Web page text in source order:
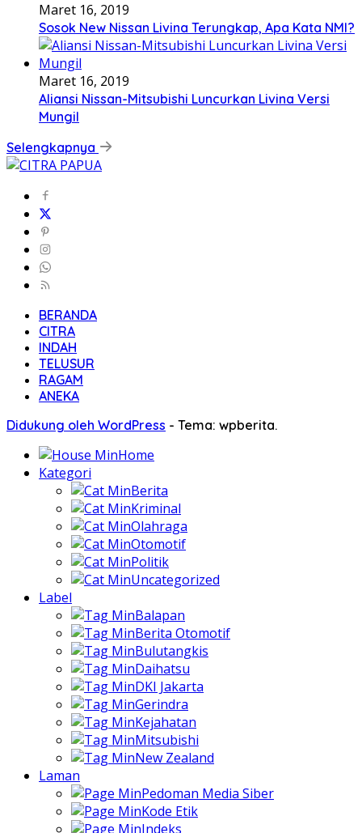
Maret 16, 2019
Sosok New Nissan Livina Terungkap, Apa Kata NMI?
Maret 16, 2019
Aliansi Nissan-Mitsubishi Luncurkan Livina Versi
Mungil
Selengkapnya
BERANDA
CITRA
INDAH
TELUSUR
RAGAM
ANEKA
Didukung oleh WordPress - Tema: wpberita.
Home
Kategori
Berita
Kriminal
Olahraga
Otomotif
Politik
Uncategorized
Label
Balapan
Berita Otomotif
Bulutangkis
Daihatsu
DKI Jakarta
Gerindra
Kejahatan
Mitsubishi
New Zealand
Laman
Pedoman Media Siber
Kode Etik
Indeks